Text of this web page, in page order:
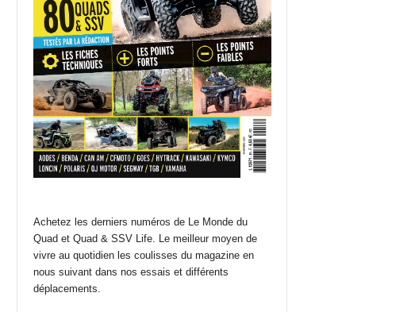
Achetez les derniers numéros de Le Monde du
Quad et Quad & SSV Life. Le meilleur moyen de
vivre au quotidien les coulisses du magazine en
nous suivant dans nos essais et différents
déplacements.